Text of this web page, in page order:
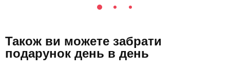
Також ви можете забрати
подарунок день в день